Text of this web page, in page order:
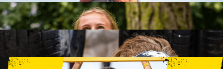
FAMILY
15 PRZESZKÓD
2 KM+
KIDS
15 PRZESZKÓD
1 KM+
TRENINGI